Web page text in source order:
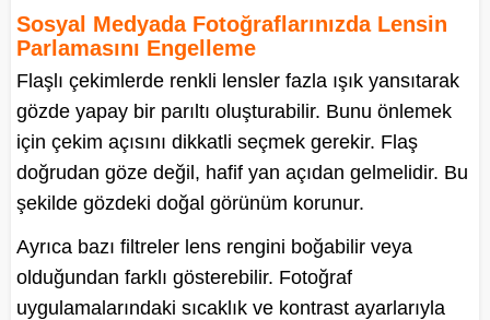
Sosyal Medyada Fotoğraflarınızda Lensin
Parlamasını Engelleme
Flaşlı çekimlerde renkli lensler fazla ışık yansıtarak
gözde yapay bir parıltı oluşturabilir. Bunu önlemek
için çekim açısını dikkatli seçmek gerekir. Flaş
doğrudan göze değil, hafif yan açıdan gelmelidir. Bu
şekilde gözdeki doğal görünüm korunur.
Ayrıca bazı filtreler lens rengini boğabilir veya
olduğundan farklı gösterebilir. Fotoğraf
uygulamalarındaki sıcaklık ve kontrast ayarlarıyla